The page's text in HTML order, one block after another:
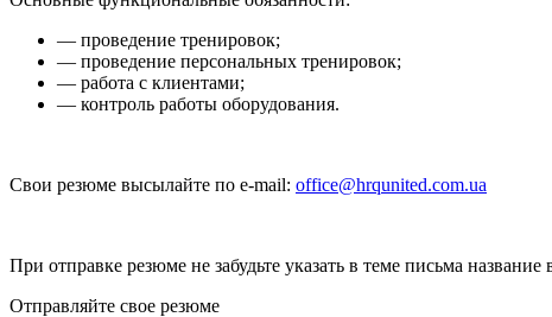
— проведение тренировок;
— проведение персональных тренировок;
— работа с клиентами;
— контроль работы оборудования.
Свои резюме высылайте по e-mail: office@hrqunited.com.ua
При отправке резюме не забудьте указать в теме письма
Отправляйте свое резюме